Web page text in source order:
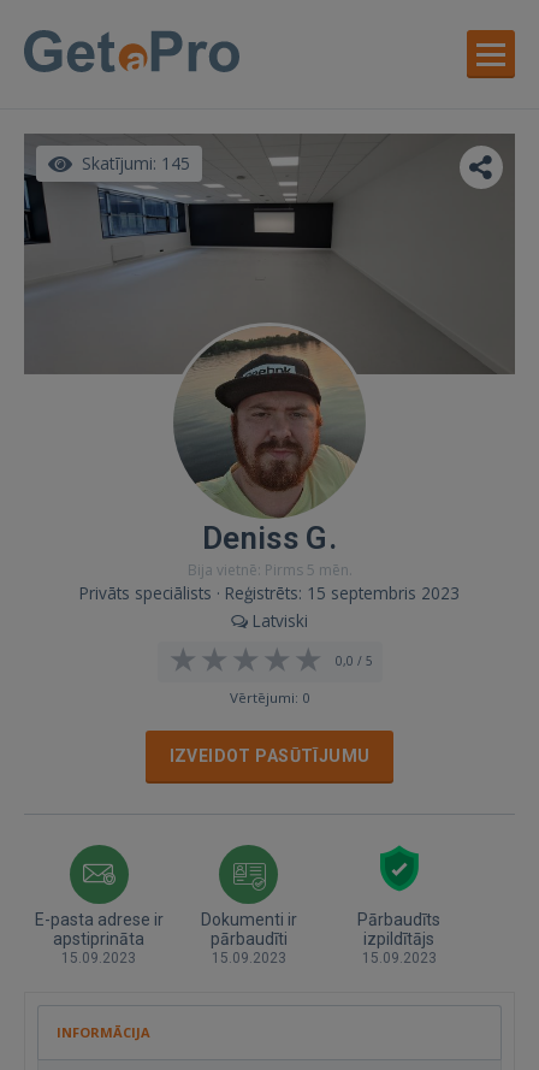
Skatījumi: 145
Deniss G.
Bija vietnē: Pirms 5 mēn.
Privāts speciālists · Reģistrēts: 15 septembris 2023
Latviski
0,0 / 5
Vērtējumi: 0
IZVEIDOT PASŪTĪJUMU
E-pasta adrese ir
apstiprināta
15.09.2023
Dokumenti ir
pārbaudīti
15.09.2023
Pārbaudīts
izpildītājs
15.09.2023
INFORMĀCIJA